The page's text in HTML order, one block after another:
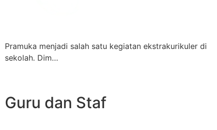
Pramuka menjadi salah satu kegiatan ekstrakurikuler di
sekolah. Dim…
Guru dan Staf